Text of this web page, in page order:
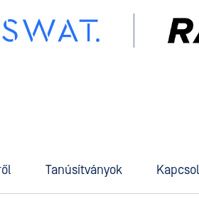
Tanúsítványok